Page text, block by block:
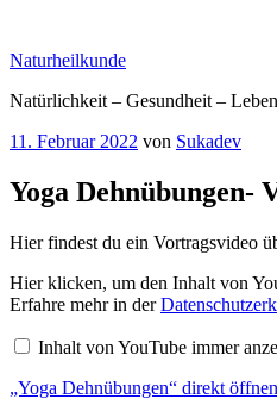
springen
Naturheilkunde
Natürlichkeit – Gesundheit – Leben
Veröffentlicht
11. Februar 2022 von Sukadev
Yoga Dehnübungen-
Hier findest du ein Vortragsvideo
„Yoga
Dehnübungen“
von
anzeigen
Hier klicken, um den Inhalt von
Erfahre mehr in der
Inhalt von YouTube immer
„Yoga Dehnübungen“ direkt öffnen